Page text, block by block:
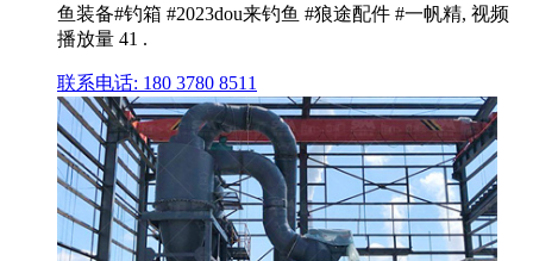
鱼装备#钓箱 #2023dou来钓鱼 #狼途配件 #一帆精, 视频
播放量 41 .
联系电话: 180 3780 8511